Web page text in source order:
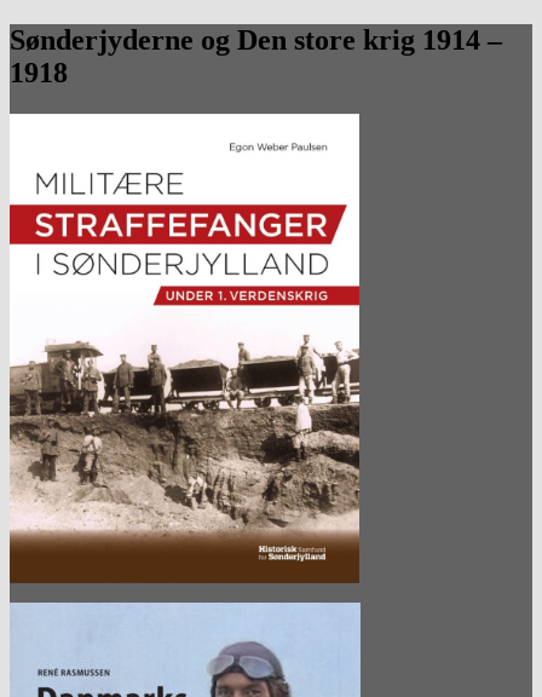
Sønderjyderne og Den store krig 1914 –
1918